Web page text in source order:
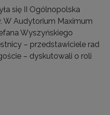
się II Ogólnopolska
W Audytorium Maximum
Wyszyńskiego
– przedstawiciele rad
– dyskutowali o roli